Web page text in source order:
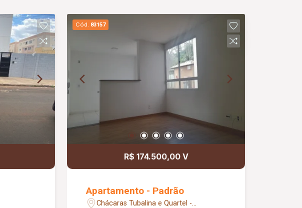
Cód. 83157
R$ 174.500,00 V
Apartamento - Padrão
Chácaras Tubalina e Quartel -